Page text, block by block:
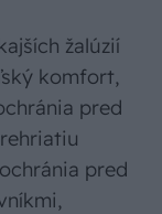
žalúzií
komfort,
pred
pred